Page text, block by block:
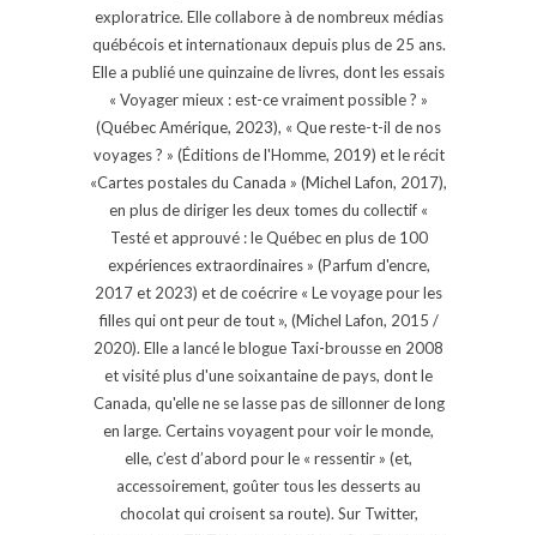
exploratrice. Elle collabore à de nombreux médias
québécois et internationaux depuis plus de 25 ans.
Elle a publié une quinzaine de livres, dont les essais
« Voyager mieux : est-ce vraiment possible ? »
(Québec Amérique, 2023), « Que reste-t-il de nos
voyages ? » (Éditions de l'Homme, 2019) et le récit
«Cartes postales du Canada » (Michel Lafon, 2017),
en plus de diriger les deux tomes du collectif «
Testé et approuvé : le Québec en plus de 100
expériences extraordinaires » (Parfum d'encre,
2017 et 2023) et de coécrire « Le voyage pour les
filles qui ont peur de tout », (Michel Lafon, 2015 /
2020). Elle a lancé le blogue Taxi-brousse en 2008
et visité plus d'une soixantaine de pays, dont le
Canada, qu'elle ne se lasse pas de sillonner de long
en large. Certains voyagent pour voir le monde,
elle, c’est d’abord pour le « ressentir » (et,
accessoirement, goûter tous les desserts au
chocolat qui croisent sa route). Sur Twitter,